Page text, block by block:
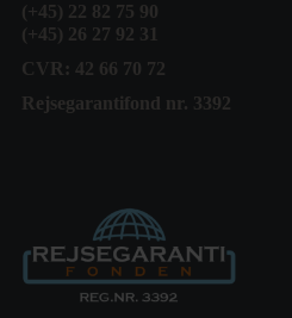
(+45) 22 82 75 90
(+45) 26 27 92 31
CVR: 42 66 70 72
Rejsegarantifond nr. 3392